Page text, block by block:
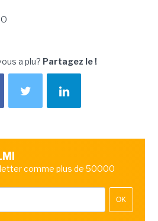
a plu? Partagez le !
comme plus de 50000
OK